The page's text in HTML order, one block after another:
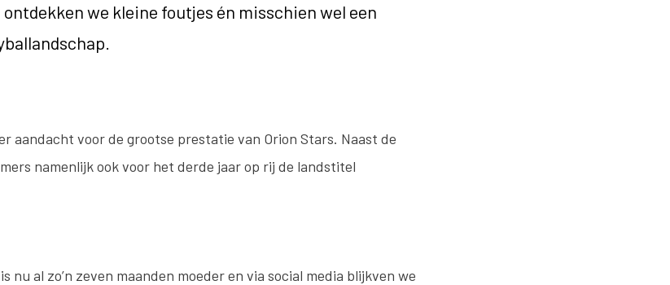
we kleine foutjes én misschien wel een
aandacht voor de grootse prestatie van Orion Stars. Naast de
namenlijk ook voor het derde jaar op rij de landstitel
al zo’n zeven maanden moeder en via social media blijkven we